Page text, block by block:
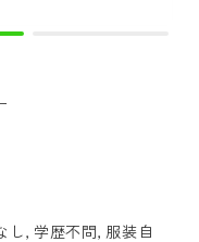
し, 学歴不問, 服装自